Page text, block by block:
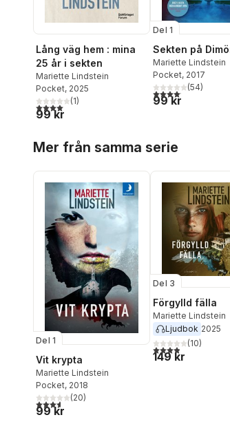
Lång väg hem : mina
25 år i sekten
Mariette Lindstein
Pocket, 2025
4,0utav 5 stjärnor. Totalt antal röster:
(1)
99 kr
Del 1
Sekten på
Mariette Lindstein
Pocket, 2017
4,1utav 5 stjärnor.
(54)
99 kr
Mer från samma serie
Del 1
Vit krypta
Mariette Lindstein
Pocket, 2018
3,6utav 5 stjärnor. Totalt antal röster:
(20)
99 kr
Del 3
Förgylld fälla
Mariette Lindstein
Ljudbok 2025
3,9utav 5 stjärnor.
(10)
149 kr